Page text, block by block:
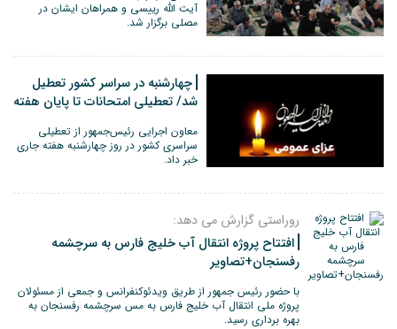
آیت الله رییسی و همراهان ایشان در
مصلی برگزار شد.
چهارشنبه در سراسر کشور تعطیل
شد/ تعطیلی امتحانات تا پایان هفته
معاون اجرایی رئیس‌جمهور از تعطیلی
سراسری کشور در روز چهارشنبه هفته جاری
خبر داد.
روراستی گزارش می دهد:
افتتاح پروژه انتقال آب خلیج فارس به سرچشمه
رفسنجان+تصاویر
با حضور رئیس جمهور از طریق ویدئوکنفرانس و جمعی از مسئولان
پروژه ملی انتقال آب خلیج فارس به مس سرچشمه رفسنجان به
بهره برداری رسید.